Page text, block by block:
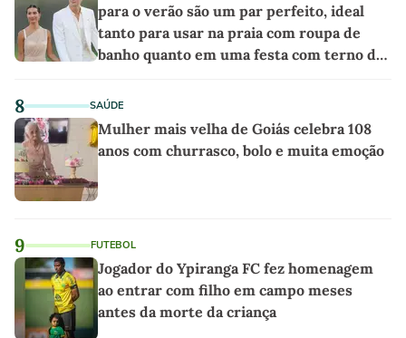
para o verão são um par perfeito, ideal
tanto para usar na praia com roupa de
banho quanto em uma festa com terno de
8 SAÚDE
Mulher mais velha de Goiás celebra 108
anos com churrasco, bolo e muita emoção
9 FUTEBOL
Jogador do Ypiranga FC fez homenagem
ao entrar com filho em campo meses
antes da morte da criança